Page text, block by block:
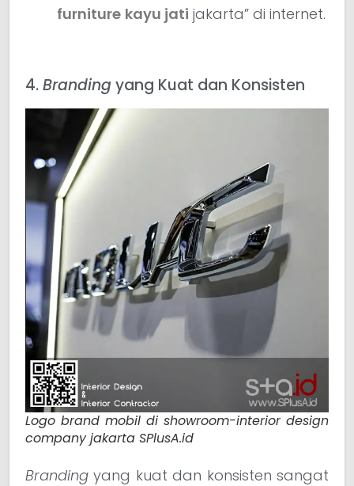
furniture kayu jati jakarta” di internet.
4.Brandingyang Kuat dan Konsisten
Logo brand mobil di showroom-interior design
company jakarta SPlusA.id
Branding yang kuat dan konsisten sangat